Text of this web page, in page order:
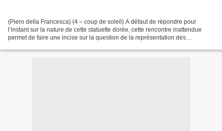
(Piero della Francesca) (4 – coup de soleil) A défaut de répondre pour
l’instant sur la nature de cette statuette dorée, cette rencontre inattendue
permet de faire une incise sur la question de la représentation des